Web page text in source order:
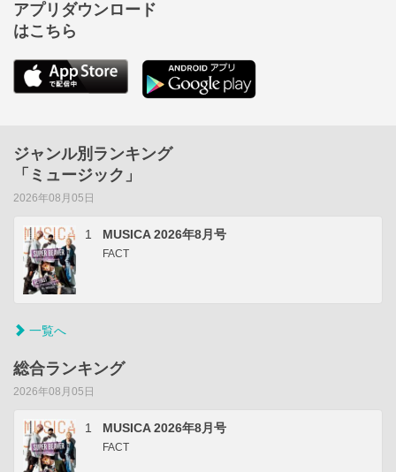
アプリダウンロード
はこちら
ジャンル別ランキング
「ミュージック」
2026年08月05日
1 MUSICA 2026年8月号
FACT
一覧へ
総合ランキング
2026年08月05日
1 MUSICA 2026年8月号
FACT